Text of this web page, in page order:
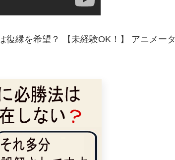
復縁を希望？ 【未経験OK！】 アニメータ